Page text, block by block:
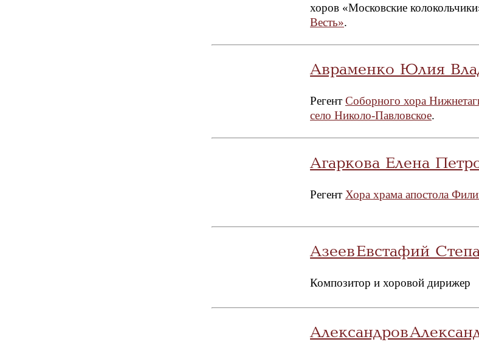
хоров «Московские
Весть».
Авраменко Юлия
Регент Соборного хора
село Николо-Павловское.
Агаркова Елена
Регент Хора храма апостола
Азеев Евстафий
Композитор и хоровой дирижер
Александров